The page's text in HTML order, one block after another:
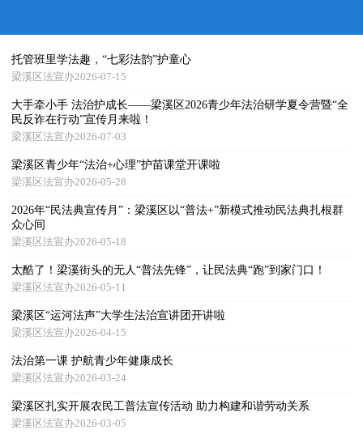
托管班里学法趣，“七彩法韵”护童心
梁溪区法宣办2026-07-15
大手牵小手 法治护成长——梁溪区2026青少年法治研学夏令营暨“全
民反诈在行动”宣传月来啦！
梁溪区法宣办2026-07-03
梁溪区青少年“法治+心理”护苗课堂开课啦
梁溪区法宣办2026-05-28
2026年“民法典宣传月”：梁溪区以“普法+”新模式推动民法典扎根群
众心间
梁溪区法宣办2026-05-18
太酷了！梁溪街头的无人“普法先锋”，让民法典“跑”到家门口！
梁溪区法宣办2026-05-11
梁溪区“运河法声”大学生法治宣讲团开讲啦
梁溪区法宣办2026-04-15
法治第一课 护航青少年健康成长
梁溪区法宣办2026-03-24
梁溪区扎实开展农民工普法宣传活动 助力构建和谐劳动关系
梁溪区法宣办2026-03-05